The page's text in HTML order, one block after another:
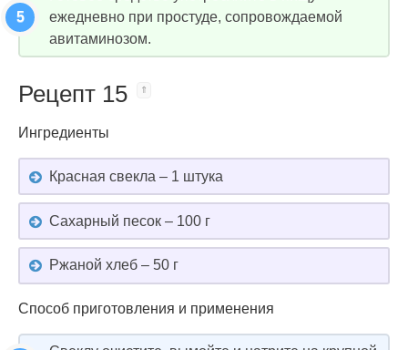
ежедневно при простуде, сопровождаемой
авитаминозом.
Рецепт 15
Ингредиенты
Красная свекла – 1 штука
Сахарный песок – 100 г
Ржаной хлеб – 50 г
Способ приготовления и применения